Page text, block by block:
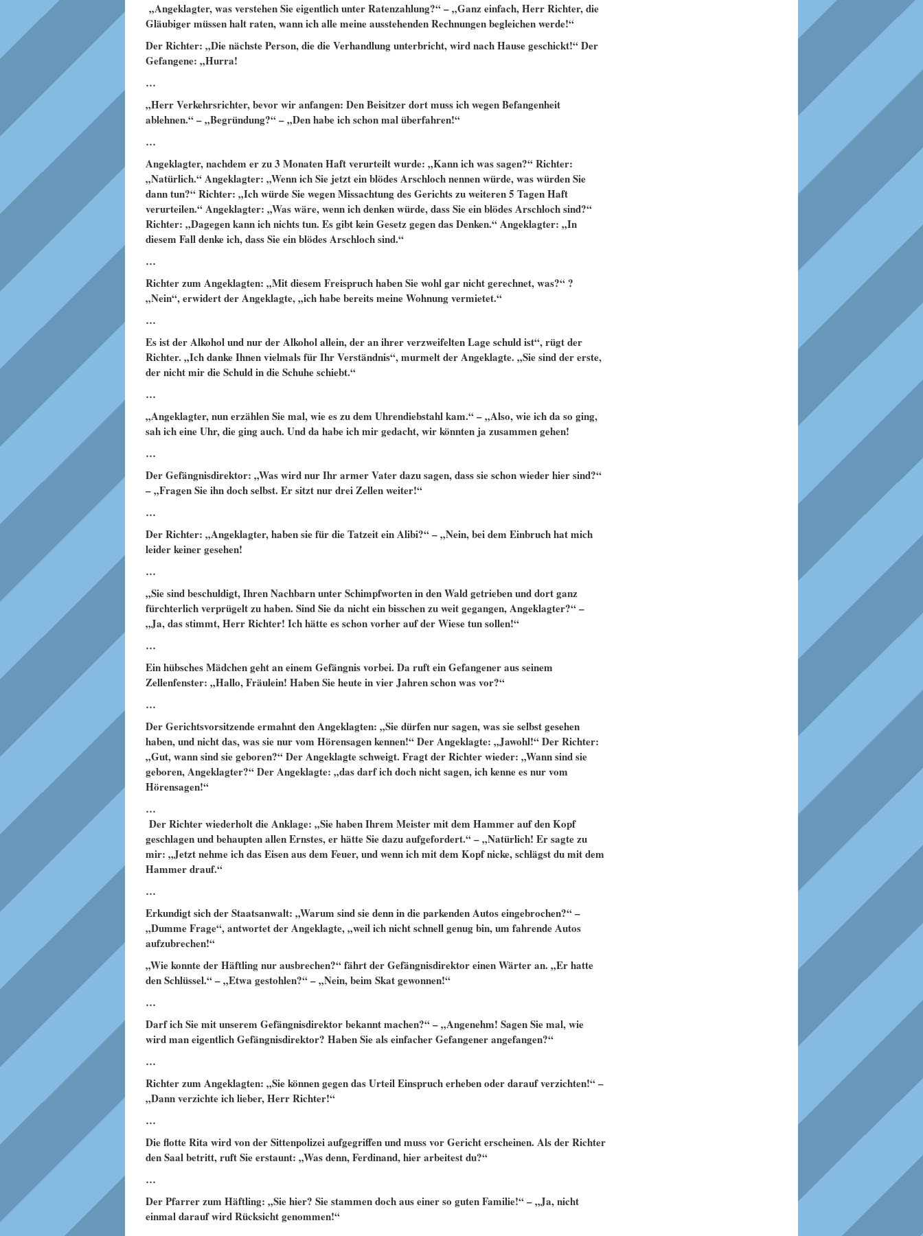
„Angeklagter, was verstehen Sie eigentlich unter Ratenzahlung?“ – „Ganz einfach, Herr Richter, die
Gläubiger müssen halt raten, wann ich alle meine ausstehenden Rechnungen begleichen werde!“
Der Richter: „Die nächste Person, die die Verhandlung unterbricht, wird nach Hause geschickt!“ Der
Gefangene: „Hurra!
…
„Herr Verkehrsrichter, bevor wir anfangen: Den Beisitzer dort muss ich wegen Befangenheit
ablehnen.“ – „Begründung?“ – „Den habe ich schon mal überfahren!“
…
Angeklagter, nachdem er zu 3 Monaten Haft verurteilt wurde: „Kann ich was sagen?“ Richter:
„Natürlich.“ Angeklagter: „Wenn ich Sie jetzt ein blödes Arschloch nennen würde, was würden Sie
dann tun?“ Richter: „Ich würde Sie wegen Missachtung des Gerichts zu weiteren 5 Tagen Haft
verurteilen.“ Angeklagter: „Was wäre, wenn ich denken würde, dass Sie ein blödes Arschloch sind?“
Richter: „Dagegen kann ich nichts tun. Es gibt kein Gesetz gegen das Denken.“ Angeklagter: „In
diesem Fall denke ich, dass Sie ein blödes Arschloch sind.“
…
Richter zum Angeklagten: „Mit diesem Freispruch haben Sie wohl gar nicht gerechnet, was?“ ?
„Nein“, erwidert der Angeklagte, „ich habe bereits meine Wohnung vermietet.“
…
Es ist der Alkohol und nur der Alkohol allein, der an ihrer verzweifelten Lage schuld ist“, rügt der
Richter. „Ich danke Ihnen vielmals für Ihr Verständnis“, murmelt der Angeklagte. „Sie sind der erste,
der nicht mir die Schuld in die Schuhe schiebt.“
…
„Angeklagter, nun erzählen Sie mal, wie es zu dem Uhrendiebstahl kam.“ – „Also, wie ich da so ging,
sah ich eine Uhr, die ging auch. Und da habe ich mir gedacht, wir könnten ja zusammen gehen!
…
Der Gefängnisdirektor: „Was wird nur Ihr armer Vater dazu sagen, dass sie schon wieder hier sind?“
– „Fragen Sie ihn doch selbst. Er sitzt nur drei Zellen weiter!“
…
Der Richter: „Angeklagter, haben sie für die Tatzeit ein Alibi?“ – „Nein, bei dem Einbruch hat mich
leider keiner gesehen!
…
„Sie sind beschuldigt, Ihren Nachbarn unter Schimpfworten in den Wald getrieben und dort ganz
fürchterlich verprügelt zu haben. Sind Sie da nicht ein bisschen zu weit gegangen, Angeklagter?“ –
„Ja, das stimmt, Herr Richter! Ich hätte es schon vorher auf der Wiese tun sollen!“
…
Ein hübsches Mädchen geht an einem Gefängnis vorbei. Da ruft ein Gefangener aus seinem
Zellenfenster: „Hallo, Fräulein! Haben Sie heute in vier Jahren schon was vor?“
…
Der Gerichtsvorsitzende ermahnt den Angeklagten: „Sie dürfen nur sagen, was sie selbst gesehen
haben, und nicht das, was sie nur vom Hörensagen kennen!“ Der Angeklagte: „Jawohl!“ Der Richter:
„Gut, wann sind sie geboren?“ Der Angeklagte schweigt. Fragt der Richter wieder: „Wann sind sie
geboren, Angeklagter?“ Der Angeklagte: „das darf ich doch nicht sagen, ich kenne es nur vom
Hörensagen!“
…
Der Richter wiederholt die Anklage: „Sie haben Ihrem Meister mit dem Hammer auf den Kopf
geschlagen und behaupten allen Ernstes, er hätte Sie dazu aufgefordert.“ – „Natürlich! Er sagte zu
mir: „Jetzt nehme ich das Eisen aus dem Feuer, und wenn ich mit dem Kopf nicke, schlägst du mit dem
Hammer drauf.“
…
Erkundigt sich der Staatsanwalt: „Warum sind sie denn in die parkenden Autos eingebrochen?“ –
„Dumme Frage“, antwortet der Angeklagte, „weil ich nicht schnell genug bin, um fahrende Autos
aufzubrechen!“
„Wie konnte der Häftling nur ausbrechen?“ fährt der Gefängnisdirektor einen Wärter an. „Er hatte
den Schlüssel.“ – „Etwa gestohlen?“ – „Nein, beim Skat gewonnen!“
…
Darf ich Sie mit unserem Gefängnisdirektor bekannt machen?“ – „Angenehm! Sagen Sie mal, wie
wird man eigentlich Gefängnisdirektor? Haben Sie als einfacher Gefangener angefangen?“
…
Richter zum Angeklagten: „Sie können gegen das Urteil Einspruch erheben oder darauf verzichten!“ –
„Dann verzichte ich lieber, Herr Richter!“
…
Die flotte Rita wird von der Sittenpolizei aufgegriffen und muss vor Gericht erscheinen. Als der Richter
den Saal betritt, ruft Sie erstaunt: „Was denn, Ferdinand, hier arbeitest du?“
…
Der Pfarrer zum Häftling: „Sie hier? Sie stammen doch aus einer so guten Familie!“ – „Ja, nicht
einmal darauf wird Rücksicht genommen!“